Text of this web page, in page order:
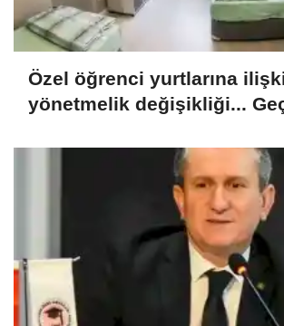
Özel öğrenci yurtlarına
yönetmelik değişikliği...